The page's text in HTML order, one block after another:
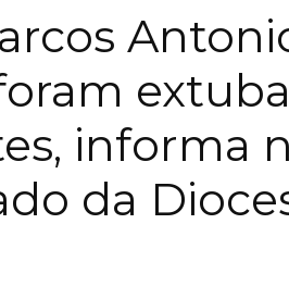
informa
da